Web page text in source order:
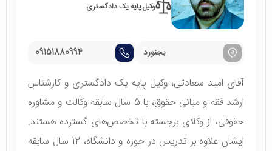
وکیل پایه یک دادگستری
بجنورد 09151880994
آقای امید سعادتی، وکیل پایه یک دادگستری و کارشناس
ارشد فقه و مبانی حقوق، با 5 سال سابقه وکالت و مشاوره
حقوقی، از وکلای برجسته با تخصص‌های گسترده هستند.
ایشان علاوه بر تدریس در حوزه و دانشگاه، 12 سال سابقه